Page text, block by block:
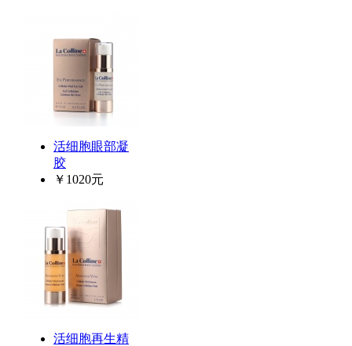
活细胞眼部凝
胶
￥1020元
活细胞再生精